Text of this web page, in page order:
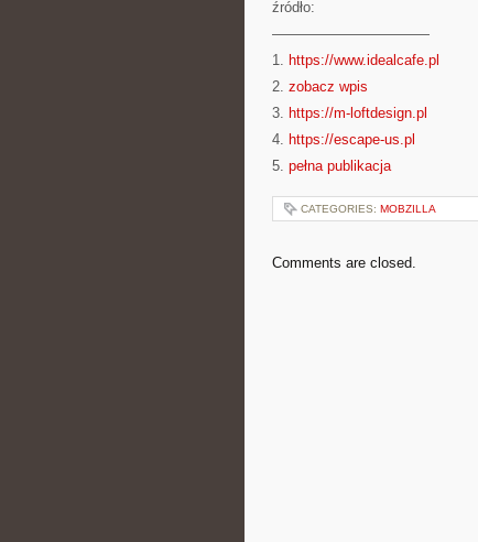
źródło:
———————————
1. https://www.idealcafe.pl
2. zobacz wpis
3. https://m-loftdesign.pl
4. https://escape-us.pl
5. pełna publikacja
CATEGORIES: MOBZILLA
Comments are closed.